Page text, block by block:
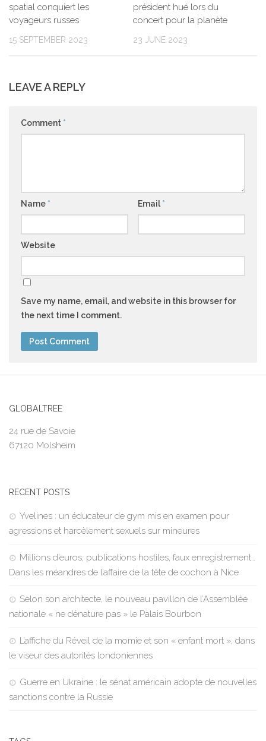
spatial conquiert les
voyageurs russes
15 SEPTEMBER 2023
président hué lors du
concert pour la planète
23 JUNE 2023
LEAVE A REPLY
Comment *
Name * Email *
Website
Save my name, email, and website in this browser for
the next time I comment.
GLOBALTREE
24 rue de Savoie
67120 Molsheim
RECENT POSTS
Yvelines : un éducateur de gym mis en examen pour
agressions et harcèlement sexuels sur mineures
Millions d’euros, publications hostiles, faux enregistrement…
Dans les méandres de l’affaire de la tête de cochon à Nice
Selon son architecte, le nouveau pavillon de l’Assemblée
nationale « ne dénature pas » le Palais Bourbon
L’affiche du Réveil de la momie et son « enfant mort », dans
le viseur des autorités londoniennes
Guerre en Ukraine : le sénat américain adopte de nouvelles
sanctions contre la Russie